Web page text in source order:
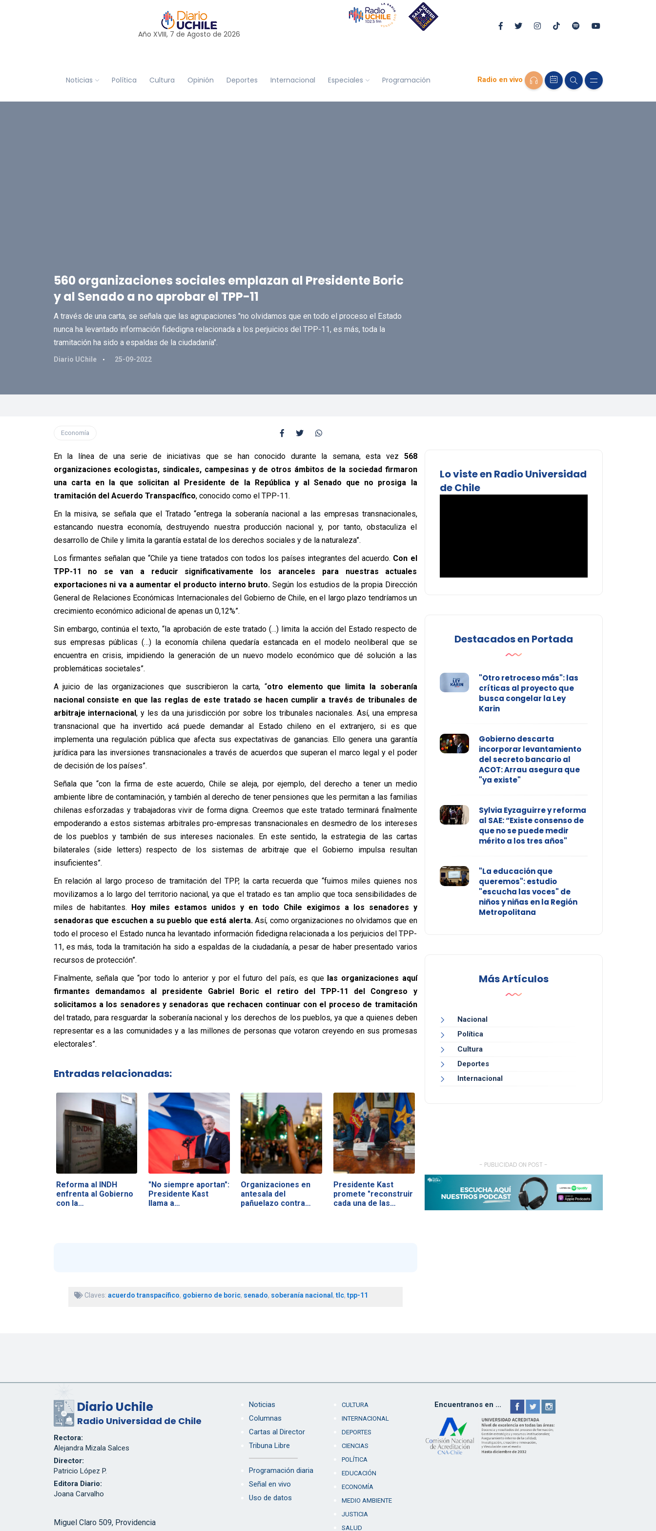
Año XVIII, 7 de Agosto de 2026
Noticias Política Cultura Opinión Deportes Internacional Especiales Programación Radio en vivo
560 organizaciones sociales emplazan al Presidente Boric
y al Senado a no aprobar el TPP-11
A través de una carta, se señala que las agrupaciones "no olvidamos que en todo el proceso el Estado
nunca ha levantado información fidedigna relacionada a los perjuicios del TPP-11, es más, toda la
tramitación ha sido a espaldas de la ciudadanía".
Diario UChile 25-09-2022
Economía
En la línea de una serie de iniciativas que se han conocido durante la semana, esta vez 568
organizaciones ecologistas, sindicales, campesinas y de otros ámbitos de la sociedad firmaron
una carta en la que solicitan al Presidente de la República y al Senado que no prosiga la
tramitación del Acuerdo Transpacífico, conocido como el TPP-11.
En la misiva, se señala que el Tratado “entrega la soberanía nacional a las empresas transnacionales,
estancando nuestra economía, destruyendo nuestra producción nacional y, por tanto, obstaculiza el
desarrollo de Chile y limita la garantía estatal de los derechos sociales y de la naturaleza”.
Los firmantes señalan que “Chile ya tiene tratados con todos los países integrantes del acuerdo. Con el
TPP-11 no se van a reducir significativamente los aranceles para nuestras actuales
exportaciones ni va a aumentar el producto interno bruto. Según los estudios de la propia Dirección
General de Relaciones Económicas Internacionales del Gobierno de Chile, en el largo plazo tendríamos un
crecimiento económico adicional de apenas un 0,12%”.
Sin embargo, continúa el texto, “la aprobación de este tratado (…) limita la acción del Estado respecto de
sus empresas públicas (…) la economía chilena quedaría estancada en el modelo neoliberal que se
encuentra en crisis, impidiendo la generación de un nuevo modelo económico que dé solución a las
problemáticas societales”.
A juicio de las organizaciones que suscribieron la carta, “otro elemento que limita la soberanía
nacional consiste en que las reglas de este tratado se hacen cumplir a través de tribunales de
arbitraje internacional, y les da una jurisdicción por sobre los tribunales nacionales. Así, una empresa
transnacional que ha invertido acá puede demandar al Estado chileno en el extranjero, si es que
implementa una regulación pública que afecta sus expectativas de ganancias. Ello genera una garantía
jurídica para las inversiones transnacionales a través de acuerdos que superan el marco legal y el poder
de decisión de los países”.
Señala que “con la firma de este acuerdo, Chile se aleja, por ejemplo, del derecho a tener un medio
ambiente libre de contaminación, y también al derecho de tener pensiones que les permitan a las familias
chilenas esforzadas y trabajadoras vivir de forma digna. Creemos que este tratado terminará finalmente
empoderando a estos sistemas arbitrales pro-empresas transnacionales en desmedro de los intereses
de los pueblos y también de sus intereses nacionales. En este sentido, la estrategia de las cartas
bilaterales (side letters) respecto de los sistemas de arbitraje que el Gobierno impulsa resultan
insuficientes”.
En relación al largo proceso de tramitación del TPP, la carta recuerda que “fuimos miles quienes nos
movilizamos a lo largo del territorio nacional, ya que el tratado es tan amplio que toca sensibilidades de
miles de habitantes. Hoy miles estamos unidos y en todo Chile exigimos a los senadores y
senadoras que escuchen a su pueblo que está alerta.Así, como organizaciones no olvidamos que en
todo el proceso el Estado nunca ha levantado información fidedigna relacionada a los perjuicios del TPP-
11, es más, toda la tramitación ha sido a espaldas de la ciudadanía, a pesar de haber presentado varios
recursos de protección”.
Finalmente, señala que “por todo lo anterior y por el futuro del país, es que las organizaciones aquí
firmantes demandamos al presidente Gabriel Boric el retiro del TPP-11 del Congreso y
solicitamos a los senadores y senadoras que rechacen continuar con el proceso de tramitación
del tratado, para resguardar la soberanía nacional y los derechos de los pueblos, ya que a quienes deben
representar es a las comunidades y a las millones de personas que votaron creyendo en sus promesas
electorales”.
Entradas relacionadas:
Reforma al INDH
enfrenta al Gobierno
con la…
"No siempre aportan":
Presidente Kast
llama a…
Organizaciones en
antesala del
pañuelazo contra…
Presidente Kast
promete "reconstruir
cada una de las…
Claves: acuerdo transpacífico, gobierno de boric, senado, soberanía nacional , tlc, tpp-11
Lo viste en Radio Universidad
de Chile
Destacados en Portada
"Otro retroceso más": las
críticas al proyecto que
busca congelar la Ley
Karin
Gobierno descarta
incorporar levantamiento
del secreto bancario al
ACOT: Arrau asegura que
"ya existe"
Sylvia Eyzaguirre y reforma
al SAE: “Existe consenso de
que no se puede medir
mérito a los tres años"
"La educación que
queremos": estudio
"escucha las voces" de
niños y niñas en la Región
Metropolitana
Más Artículos
Nacional
Política
Cultura
Deportes
Internacional
- PUBLICIDAD ON POST -
Diario Uchile
Radio Universidad de Chile
Rectora:
Alejandra Mizala Salces
Director:
Patricio López P.
Editora Diario:
Joana Carvalho
Miguel Claro 509, Providencia
Noticias
Columnas
Cartas al Director
Tribuna Libre
Programación diaria
Señal en vivo
Uso de datos
CULTURA
INTERNACIONAL
DEPORTES
CIENCIAS
POLÍTICA
EDUCACIÓN
ECONOMÍA
MEDIO AMBIENTE
JUSTICIA
SALUD
Encuentranos en ...